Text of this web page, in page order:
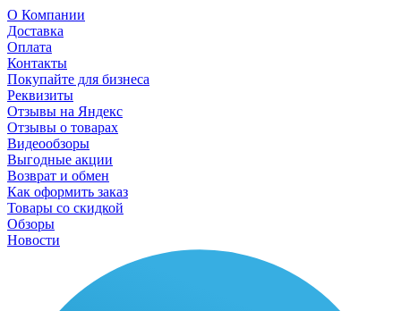
О Компании
Доставка
Оплата
Контакты
Покупайте для бизнеса
Реквизиты
Отзывы на Яндекс
Отзывы о товарах
Видеообзоры
Выгодные акции
Возврат и обмен
Как оформить заказ
Товары со скидкой
Обзоры
Новости